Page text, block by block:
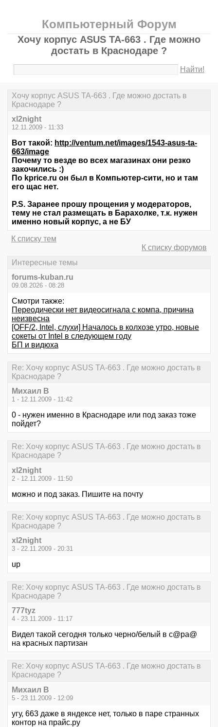
Компьютерный Форум
Хочу корпус ASUS TA-663 . Где можно
достать в Краснодаре ?
Найти!
Хочу корпус ASUS TA-663 . Где можно достать в
Краснодаре ?
xl2night
12.11.2009 - 11:33
Вот такой: http://ventum.net/images/1543-asus-ta-
663/image
Почему то везде во всех магазинах они резко
закочились :)
По kprice.ru он был в Компьютер-сити, но и там
его щас нет.
P.S. Заранее прошу прощения у модераторов,
тему не стал размещать в Барахолке, т.к. нужен
именно новый корпус, а не БУ
К списку тем
К списку форумов
Интересные темы
forums-kuban.ru
09.08.2026 - 08:28
Смотри также:
Переодически нет видеосигнала с компа, причина
неизвесна
[OFF/2, Intel, слухи] Началось в колхозе утро, новые
сокеты от Intel в следующем году
БП и видюха
Re: Хочу корпус ASUS TA-663 . Где можно достать в
Краснодаре ?
Михаил В
1 - 12.11.2009 - 11:42
0 - нужен именно в Краснодаре или под заказ тоже
пойдет?
Re: Хочу корпус ASUS TA-663 . Где можно достать в
Краснодаре ?
xl2night
2 - 12.11.2009 - 11:50
можно и под заказ. Пишите на почту
Re: Хочу корпус ASUS TA-663 . Где можно достать в
Краснодаре ?
xl2night
3 - 22.11.2009 - 20:31
up
Re: Хочу корпус ASUS TA-663 . Где можно достать в
Краснодаре ?
777tyz
4 - 23.11.2009 - 11:17
Видел такой сегодня только черно/белый в с@ра@
на красных партизан
Re: Хочу корпус ASUS TA-663 . Где можно достать в
Краснодаре ?
Михаил В
5 - 23.11.2009 - 12:09
угу, 663 даже в яндексе нет, только в паре странных
контор на прайс.ру